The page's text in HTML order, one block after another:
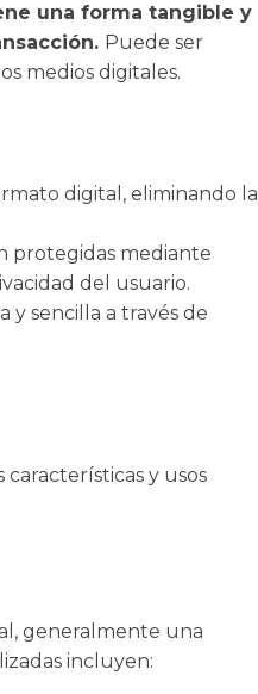
una forma tangible y
Puede ser
medios digitales.
digital, eliminando la
protegidas mediante
del usuario.
y sencilla a través de
y usos
generalmente una
incluyen: